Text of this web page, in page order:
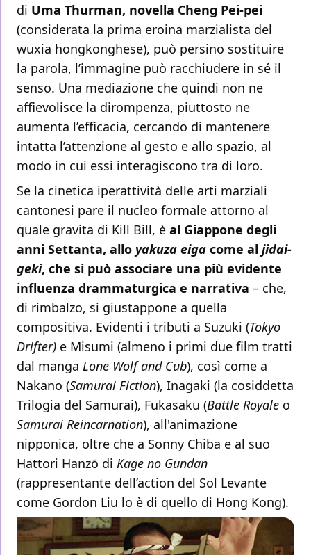
di Uma Thurman, novella Cheng Pei-pei
(considerata la prima eroina marzialista del
wuxia hongkonghese), può persino sostituire
la parola, l’immagine può racchiudere in sé il
senso. Una mediazione che quindi non ne
affievolisce la dirompenza, piuttosto ne
aumenta l’efficacia, cercando di mantenere
intatta l’attenzione al gesto e allo spazio, al
modo in cui essi interagiscono tra di loro.
Se la cinetica iperattività delle arti marziali
cantonesi pare il nucleo formale attorno al
quale gravita di Kill Bill, è al Giappone degli
anni Settanta, allo yakuza eiga come al jidai-
geki, che si può associare una più evidente
influenza drammaturgica e narrativa – che,
di rimbalzo, si giustappone a quella
compositiva. Evidenti i tributi a Suzuki (Tokyo
Drifter) e Misumi (almeno i primi due film tratti
dal manga Lone Wolf and Cub), così come a
Nakano (Samurai Fiction), Inagaki (la cosiddetta
Trilogia del Samurai), Fukasaku (Battle Royale o
Samurai Reincarnation), all'animazione
nipponica, oltre che a Sonny Chiba e al suo
Hattori Hanzō di Kage no Gundan
(rappresentante dell’action del Sol Levante
come Gordon Liu lo è di quello di Hong Kong).